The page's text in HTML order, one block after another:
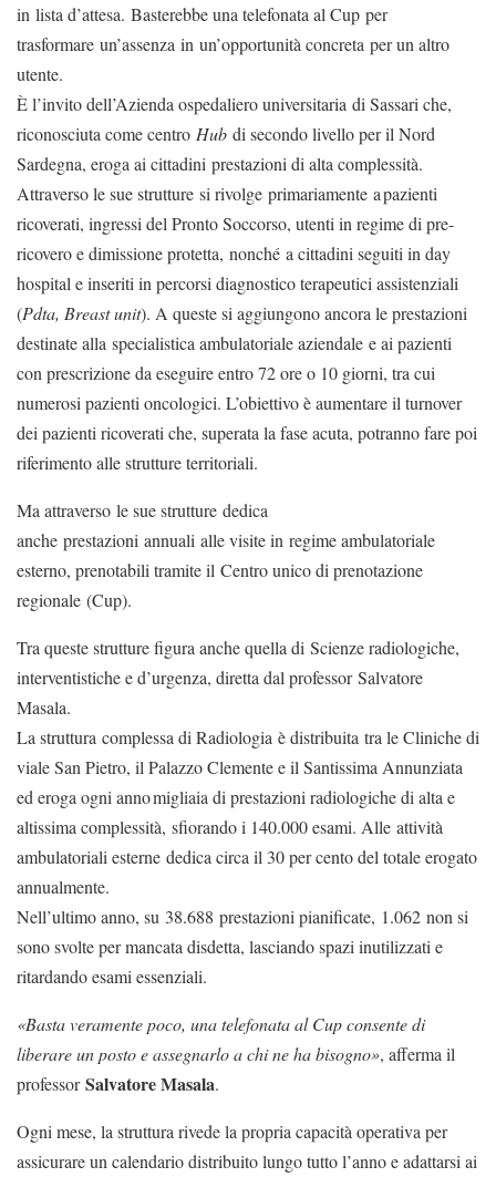
in lista d’attesa. Basterebbe una telefonata al Cup per
trasformare un’assenza in un’opportunità concreta per un altro
utente.
È l’invito dell’Azienda ospedaliero universitaria di Sassari che,
riconosciuta come centro Hub di secondo livello per il Nord
Sardegna, eroga ai cittadini prestazioni di alta complessità.
Attraverso le sue strutture si rivolge primariamente a pazienti
ricoverati, ingressi del Pronto Soccorso, utenti in regime di pre-
ricovero e dimissione protetta, nonché a cittadini seguiti in day
hospital e inseriti in percorsi diagnostico terapeutici assistenziali
(Pdta, Breast unit). A queste si aggiungono ancora le prestazioni
destinate alla specialistica ambulatoriale aziendale e ai pazienti
con prescrizione da eseguire entro 72 ore o 10 giorni, tra cui
numerosi pazienti oncologici. L’obiettivo è aumentare il turnover
dei pazienti ricoverati che, superata la fase acuta, potranno fare poi
riferimento alle strutture territoriali.
Ma attraverso le sue strutture dedica
anche prestazioni annuali alle visite in regime ambulatoriale
esterno, prenotabili tramite il Centro unico di prenotazione
regionale (Cup).
Tra queste strutture figura anche quella di Scienze radiologiche,
interventistiche e d’urgenza, diretta dal professor Salvatore
Masala.
La struttura complessa di Radiologia è distribuita tra le Cliniche di
viale San Pietro, il Palazzo Clemente e il Santissima Annunziata
ed eroga ogni anno migliaia di prestazioni radiologiche di alta e
altissima complessità, sfiorando i 140.000 esami. Alle attività
ambulatoriali esterne dedica circa il 30 per cento del totale erogato
annualmente.
Nell’ultimo anno, su 38.688 prestazioni pianificate, 1.062 non si
sono svolte per mancata disdetta, lasciando spazi inutilizzati e
ritardando esami essenziali.
«Basta veramente poco, una telefonata al Cup consente di
liberare un posto e assegnarlo a chi ne ha bisogno», afferma il
professorSalvatore Masala.
Ogni mese, la struttura rivede la propria capacità operativa per
assicurare un calendario distribuito lungo tutto l’anno e adattarsi ai